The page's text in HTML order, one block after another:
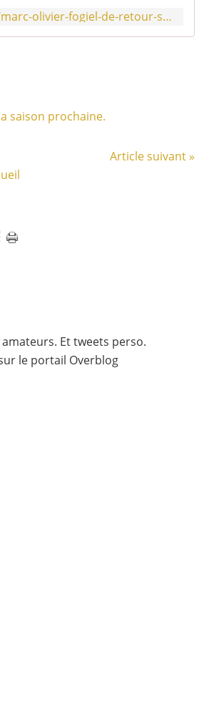
https://www.leparisien.fr/culture-loisirs/tv/marc-olivier-fogiel-de-retour-sur-rtl-dans-la-matinale-19-05-2025-EP2V36KENFGFXM6CQ2O5O5PHDU.php
Article suivant »
Et tweets perso.
le portail Overblog